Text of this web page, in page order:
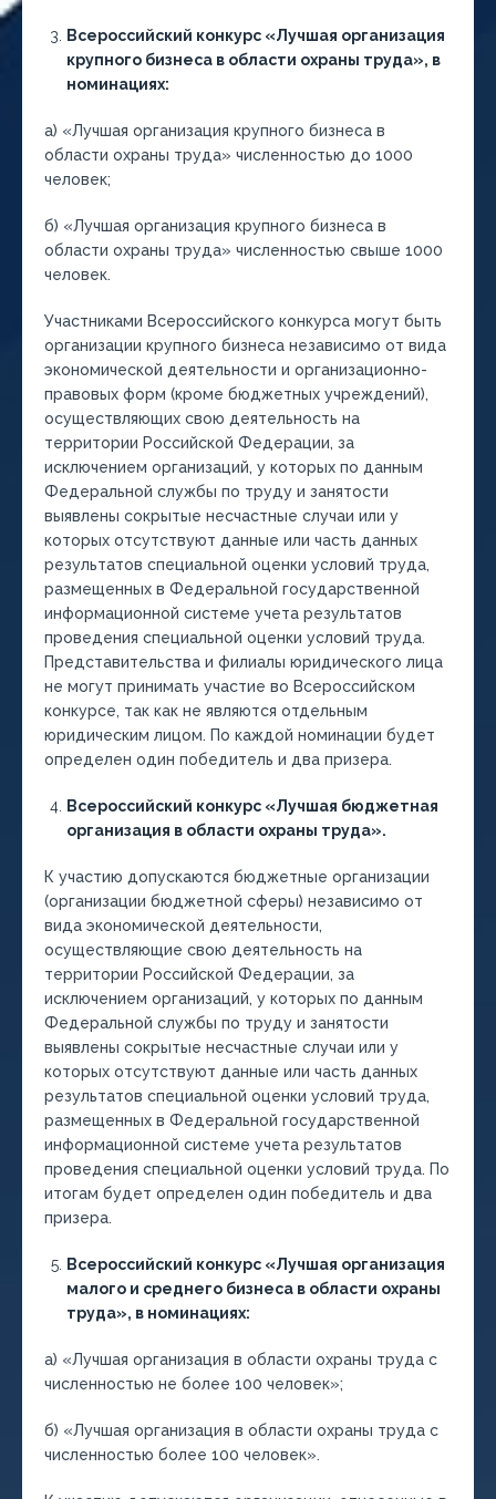
Всероссийский конкурс «Лучшая организация
крупного бизнеса в области охраны труда», в
номинациях:
а) «Лучшая организация крупного бизнеса в
области охраны труда» численностью до 1000
человек;
б) «Лучшая организация крупного бизнеса в
области охраны труда» численностью свыше 1000
человек.
Участниками Всероссийского конкурса могут быть
организации крупного бизнеса независимо от вида
экономической деятельности и организационно-
правовых форм (кроме бюджетных учреждений),
осуществляющих свою деятельность на
территории Российской Федерации, за
исключением организаций, у которых по данным
Федеральной службы по труду и занятости
выявлены сокрытые несчастные случаи или у
которых отсутствуют данные или часть данных
результатов специальной оценки условий труда,
размещенных в Федеральной государственной
информационной системе учета результатов
проведения специальной оценки условий труда.
Представительства и филиалы юридического лица
не могут принимать участие во Всероссийском
конкурсе, так как не являются отдельным
юридическим лицом. По каждой номинации будет
определен один победитель и два призера.
Всероссийский конкурс «Лучшая бюджетная
организация в области охраны труда».
К участию допускаются бюджетные организации
(организации бюджетной сферы) независимо от
вида экономической деятельности,
осуществляющие свою деятельность на
территории Российской Федерации, за
исключением организаций, у которых по данным
Федеральной службы по труду и занятости
выявлены сокрытые несчастные случаи или у
которых отсутствуют данные или часть данных
результатов специальной оценки условий труда,
размещенных в Федеральной государственной
информационной системе учета результатов
проведения специальной оценки условий труда. По
итогам будет определен один победитель и два
призера.
Всероссийский конкурс «Лучшая организация
малого и среднего бизнеса в области охраны
труда», в номинациях:
а) «Лучшая организация в области охраны труда с
численностью не более 100 человек»;
б) «Лучшая организация в области охраны труда с
численностью более 100 человек».